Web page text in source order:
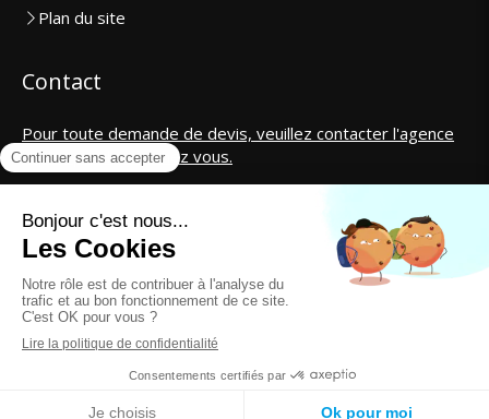
Plan du site
Contact
Pour toute demande de devis, veuillez contacter l'agence
la plus proche de chez vous.
contact@cosmeticar.fr
Création et référencement du site par Simplébo